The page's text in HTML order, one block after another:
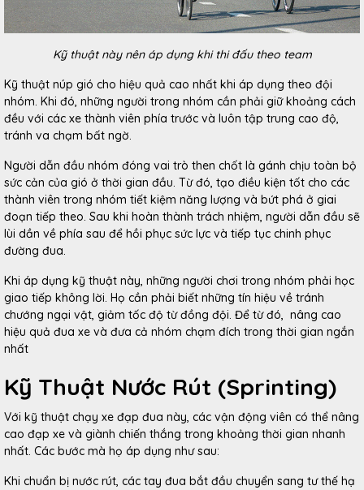
Kỹ thuật này nên áp dụng khi thi đấu theo team
Kỹ thuật núp gió cho hiệu quả cao nhất khi áp dụng theo đội
nhóm. Khi đó, những người trong nhóm cần phải giữ khoảng cách
đều với các xe thành viên phía trước và luôn tập trung cao độ,
tránh va chạm bất ngờ.
Người dẫn đầu nhóm đóng vai trò then chốt là gánh chịu toàn bộ
sức cản của gió ở thời gian đầu. Từ đó, tạo điều kiện tốt cho các
thành viên trong nhóm tiết kiệm năng lượng và bứt phá ở giai
đoạn tiếp theo. Sau khi hoàn thành trách nhiệm, người dẫn đầu sẽ
lùi dần về phía sau để hồi phục sức lực và tiếp tục chinh phục
đường đua.
Khi áp dụng kỹ thuật này, những người chơi trong nhóm phải học
giao tiếp không lời. Họ cần phải biết những tín hiệu về tránh
chướng ngại vật, giảm tốc độ từ đồng đội. Để từ đó, nâng cao
hiệu quả đua xe và đưa cả nhóm chạm đích trong thời gian ngắn
nhất
Kỹ Thuật Nước Rút (Sprinting)
Với kỹ thuật chạy xe đạp đua này, các vận động viên có thể nâng
cao đạp xe và giành chiến thắng trong khoảng thời gian nhanh
nhất. Các bước mà họ áp dụng như sau:
Khi chuẩn bị nước rút, các tay đua bắt đầu chuyển sang tư thế hạ